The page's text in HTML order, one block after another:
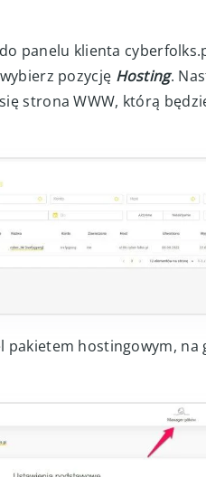
bazy danych
powinieneś się podjąć, jest
panelu klienta
pozycję
.
strona WWW, którą
pakietem hostingowym,